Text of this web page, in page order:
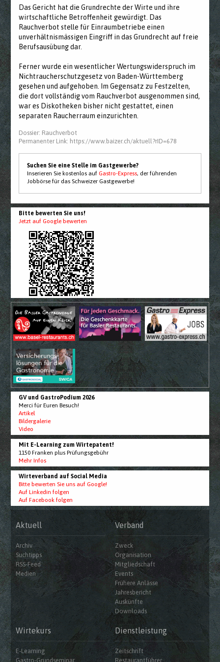
Das Gericht hat die Grundrechte der Wirte und ihre
wirtschaftliche Betroffenheit gewürdigt. Das
Rauchverbot stelle für Einraumbetriebe einen
unverhältnismässigen Eingriff in das Grundrecht auf freie
Berufsausübung dar.
Ferner wurde ein wesentlicher Wertungswiderspruch im
Nichtraucherschutzgesetz von Baden-Württemberg
gesehen und aufgehoben. Im Gegensatz zu Festzelten,
die dort vollständig vom Rauchverbot ausgenommen sind,
war es Diskotheken bisher nicht gestattet, einen
separaten Raucherraum einzurichten.
Dossier: Rauchverbot
Permanenter Link: https://www.baizer.ch/aktuell?rID=678
Suchen Sie eine Stelle im Gastgewerbe?
Inserieren Sie kostenlos aufGastro-Express, der führenden
Jobbörse für das Schweizer Gastgewerbe!
Bitte bewerten Sie uns!
Jetzt auf Google bewerten
GV und GastroPodium 2026
Merci für Euren Besuch!
Artikel
Bildergalerie
Video
Mit E-Learning zum Wirtepatent!
1150 Franken plus Prüfungsgebühr
Mehr Infos
Wirteverband auf Social Media
Bitte bewerten Sie uns auf Google!
Auf Linkedin folgen
Auf Facebook folgen
Aktuell
Archiv
Suchtipps
RSS-Feed
Medien
Verband
Zweck
Organisation
Mitgliedschaft
Events
Frühere Anlässe
Jahresbericht
Auskünfte
Downloads
Wirtekurs
E-Learning
Gastro-Grundseminar
Dienstleistung
Zeitschrift
Restaurantführer